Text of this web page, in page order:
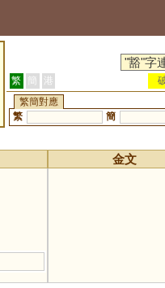
繁 簡 港
繁簡對應
繁
簡
金文